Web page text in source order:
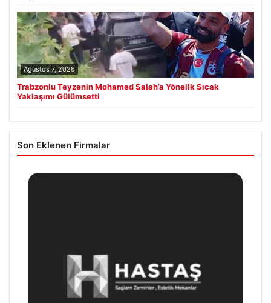
Ağustos 7, 2026
Trabzonlu Teyzenin Mohamed Salah’a Yönelik Sıcak
Yaklaşımı Gülümsetti
Son Eklenen Firmalar